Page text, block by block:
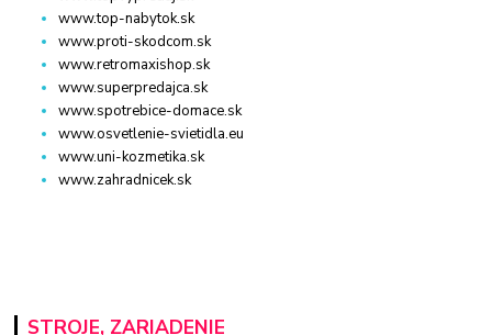
www.top-nabytok.sk
www.proti-skodcom.sk
www.retromaxishop.sk
www.superpredajca.sk
www.spotrebice-domace.sk
www.osvetlenie-svietidla.eu
www.uni-kozmetika.sk
www.zahradnicek.sk
STROJE, ZARIADENIE